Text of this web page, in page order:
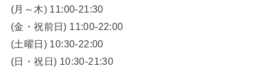
(月～木) 11:00-21:30
(金・祝前日) 11:00-22:00
(土曜日) 10:30-22:00
(日・祝日) 10:30-21:30